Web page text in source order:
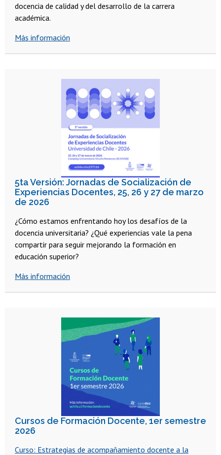
docencia de calidad y del desarrollo de la carrera
académica.
Más información
5ta Versión: Jornadas de Socialización de
Experiencias Docentes, 25, 26 y 27 de marzo
de 2026
¿Cómo estamos enfrentando hoy los desafíos de la
docencia universitaria? ¿Qué experiencias vale la pena
compartir para seguir mejorando la formación en
educación superior?
Más información
Cursos de Formación Docente, 1er semestre
2026
Curso: Estrategias de acompañamiento docente a la